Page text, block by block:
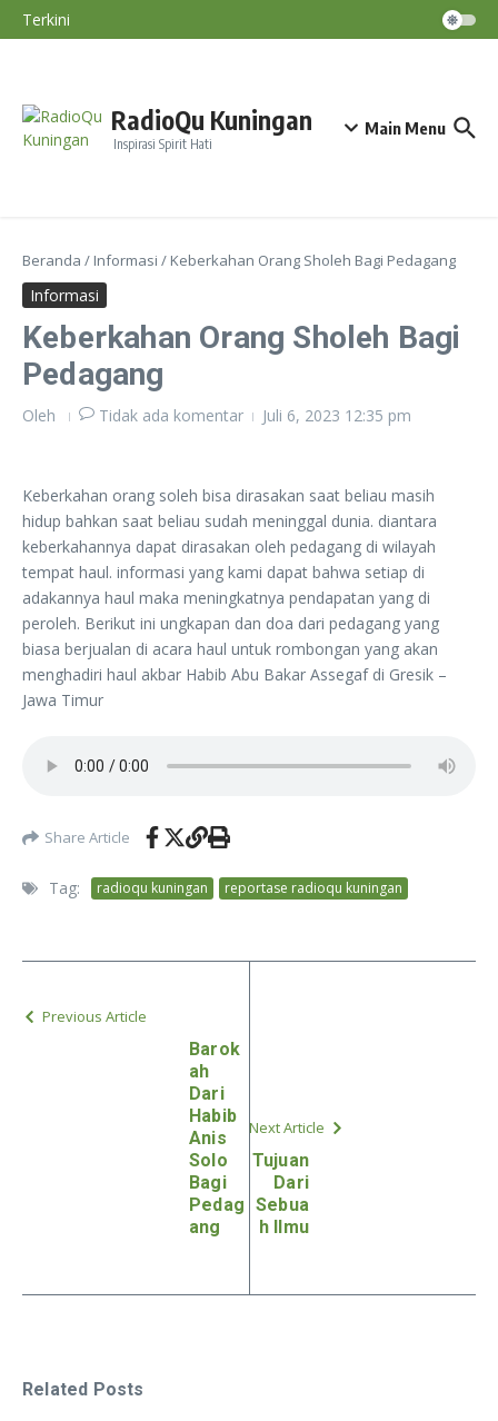
Lewati ke konten
Terkini
Paksakan Tanam Padi Saat Kemarau
RadioQu Kuningan
Inspirasi Spirit Hati
Main Menu
Beranda / Informasi / Keberkahan Orang Sholeh Bagi Pedagang
Informasi
Keberkahan Orang Sholeh Bagi
Pedagang
Oleh Tidak ada komentar Juli 6, 2023 12:35 pm
Keberkahan orang soleh bisa dirasakan saat beliau masih
hidup bahkan saat beliau sudah meninggal dunia. diantara
keberkahannya dapat dirasakan oleh pedagang di wilayah
tempat haul. informasi yang kami dapat bahwa setiap di
adakannya haul maka meningkatnya pendapatan yang di
peroleh. Berikut ini ungkapan dan doa dari pedagang yang
biasa berjualan di acara haul untuk rombongan yang akan
menghadiri haul akbar Habib Abu Bakar Assegaf di Gresik –
Jawa Timur
Share Article
Tag: radioqu kuningan reportase radioqu kuningan
Previous Article
Barok
ah
Dari
Habib
Anis
Solo
Bagi
Pedag
ang
Next Article
Tujuan
Dari
Sebua
h Ilmu
Related Posts